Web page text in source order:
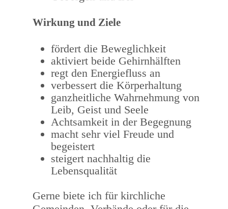
Wirkung und Ziele
fördert die Beweglichkeit
aktiviert beide Gehirnhälften
regt den Energiefluss an
verbessert die Körperhaltung
ganzheitliche Wahrnehmung von
Leib, Geist und Seele
Achtsamkeit in der Begegnung
macht sehr viel Freude und
begeistert
steigert nachhaltig die
Lebensqualität
Gerne biete ich für kirchliche